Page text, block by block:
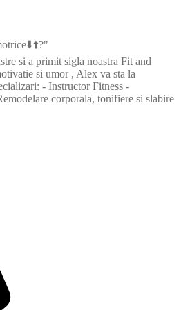
si a primit sigla noastra Fit and
si umor , Alex va sta la
- Instructor Fitness -
corporala, tonifiere si slabire